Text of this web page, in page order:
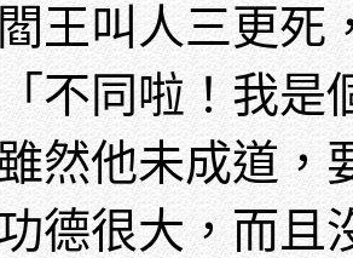
王叫人三更死
不同啦！我是
然他未成道，
德很大，而且